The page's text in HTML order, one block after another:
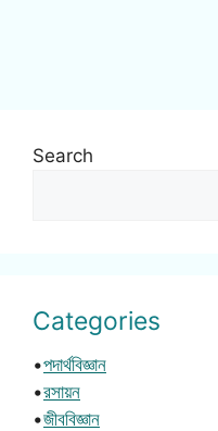
Search
Categories
•পদার্থবিজ্ঞান
•রসায়ন
•জীববিজ্ঞান